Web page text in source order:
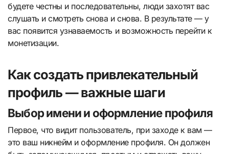
будете честны и последовательны, люди захотят вас
слушать и смотреть снова и снова. В результате — у
вас появится узнаваемость и возможность перейти к
монетизации.
Как создать привлекательный
профиль — важные шаги
Выбор имени и оформление профиля
Первое, что видит пользователь, при заходе к вам —
это ваш никнейм и оформление профиля. Он должен